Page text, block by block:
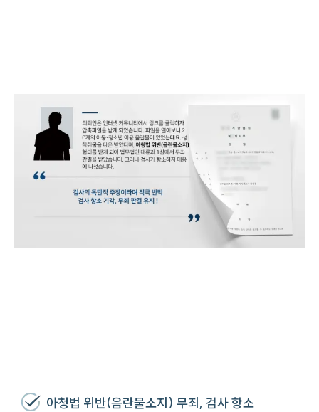
아청법 위반(음란물소지) 무죄, 검사 항소